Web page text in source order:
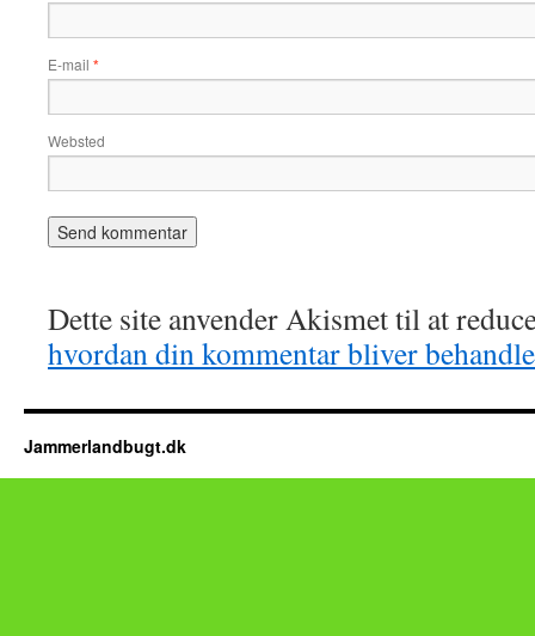
E-mail *
Websted
Dette site anvender Akismet til at
hvordan din kommentar bliver
Jammerlandbugt.dk